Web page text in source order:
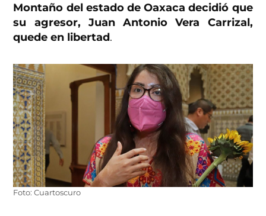
Montaño del estado de Oaxaca decidió que
su agresor, Juan Antonio Vera Carrizal,
quede en libertad.
Foto: Cuartoscuro